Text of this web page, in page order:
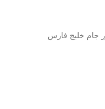
جام خلیج فارس